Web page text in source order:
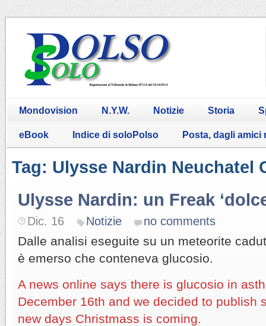
Mondovision N.Y.W. Notizie Storia
eBook Indice di soloPolso Posta, dagli amici
Tag: Ulysse Nardin Neuchatel
Ulysse Nardin: un Freak
Dic. 16 Notizie no comments
Dalle analisi eseguite su un meteorite
è emerso che conteneva glucosio.
A news online says there is glucosio in
December 16th and we decided to publish
new days Christmass is coming.